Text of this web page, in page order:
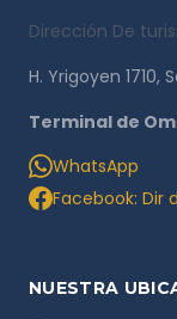
Dirección De
H. Yrigoyen 1710,
Terminal de
WhatsApp
Facebook: Dir
NUESTRA